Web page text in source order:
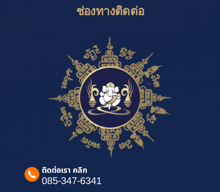
ช่องทางติดต่อ
ติดต่อเรา คลิก
085-347-6341